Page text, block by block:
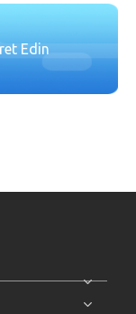
Edin